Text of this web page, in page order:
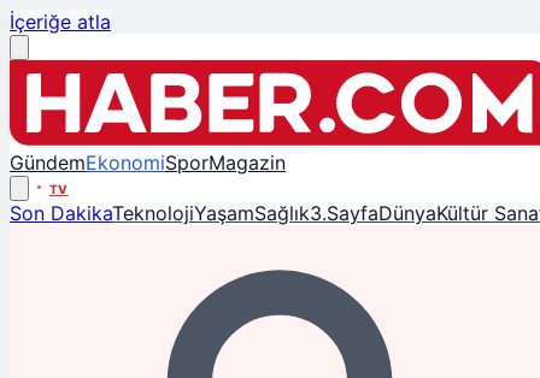
İçeriğe atla
GündemEkonomiSporMagazin
TV
Son DakikaTeknolojiYaşamSağlık3.SayfaDünyaKültür